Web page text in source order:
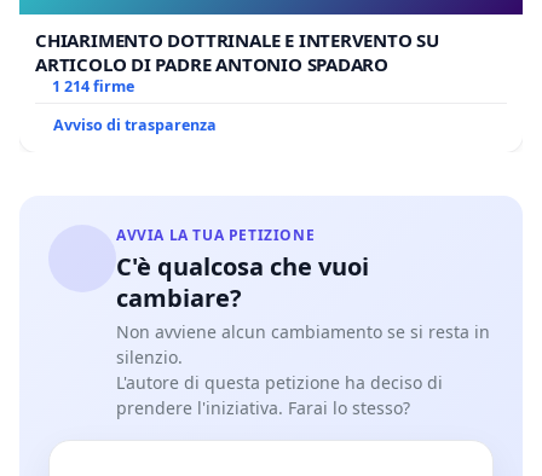
CHIARIMENTO DOTTRINALE E INTERVENTO SU
ARTICOLO DI PADRE ANTONIO SPADARO
1 214 firme
Avviso di trasparenza
AVVIA LA TUA PETIZIONE
C'è qualcosa che vuoi
cambiare?
Non avviene alcun cambiamento se si resta in
silenzio.
L'autore di questa petizione ha deciso di
prendere l'iniziativa. Farai lo stesso?